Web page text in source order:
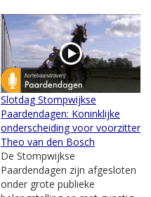
Slotdag Stompwijkse
Paardendagen: Koninklijke
onderscheiding voor voorzitter
Theo van den Bosch
De Stompwijkse
Paardendagen zijn afgesloten
onder grote publieke